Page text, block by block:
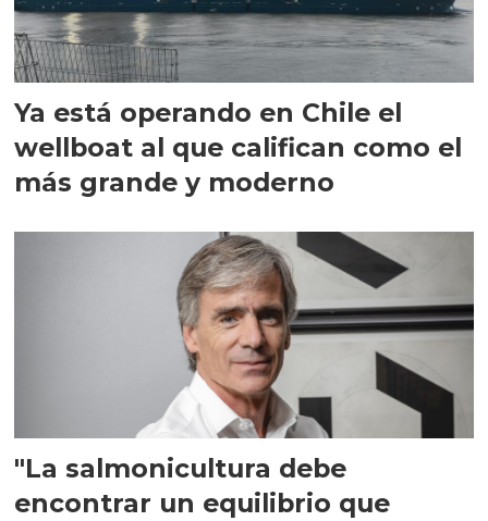
Ya está operando en Chile el
wellboat al que califican como el
más grande y moderno
"La salmonicultura debe
encontrar un equilibrio que